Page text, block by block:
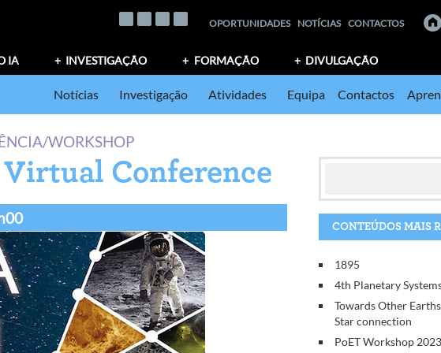
OPORTUNIDADES NOTÍCIAS CONTACTOS
IA INVESTIGAÇÃO FORMAÇÃO DIVULGAÇÃO
Notícias Investigação Atividades Equipa Contactos
WORKSHOP
Virtual Conference
CONTEÚDOS MAIS
1895
4th Planetary
Towards Other
Star connection
PoET Workshop 2023